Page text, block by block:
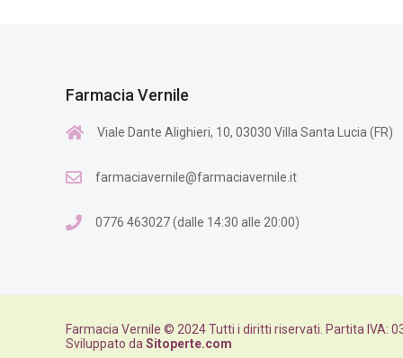
Farmacia Vernile
Viale Dante Alighieri, 10, 03030 Villa Santa Lucia (FR)
farmaciavernile@farmaciavernile.it
0776 463027 (dalle 14:30 alle 20:00)
Farmacia Vernile © 2024 Tutti i diritti riservati. Partita IVA:
Sviluppato daSitoperte.com